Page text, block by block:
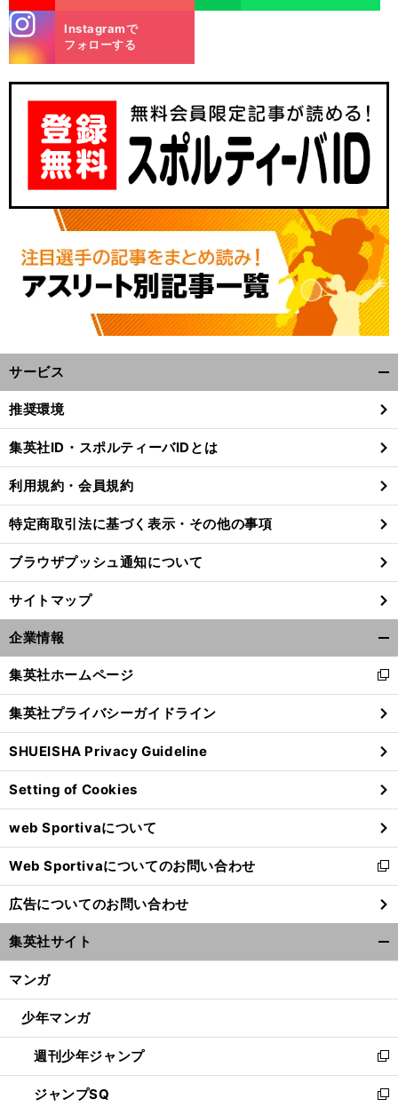
前
m
Instagramで
フォローする
サービス
閉
る
推奨環境
集英社ID・スポルティーバIDとは
利用規約・会員規約
特定商取引法に基づく表示・その他の事項
ブラウザプッシュ通知について
サイトマップ
企業情報
閉
る
集英社ホームページ
新
し
い
ウ
ィ
ン
ド
ウ
で
開
く
集英社プライバシーガイドライン
SHUEISHA Privacy Guideline
Setting of Cookies
web Sportivaについて
Web Sportivaについてのお問い合わせ
新
し
い
ウ
ィ
ン
ウ
開
く
広告についてのお問い合わせ
集英社サイト
マンガ
少年マンガ
週刊少年ジャンプ
新
し
い
ジャンプSQ
新